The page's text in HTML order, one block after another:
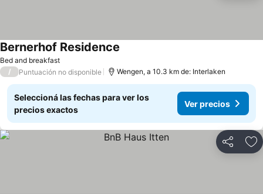
Bed and breakfast
Bernerhof Residence
/ Puntuación no disponible Wengen, a 10.3 km de: Interlaken
Seleccioná las fechas para ver los
precios exactos
Ver precios
Compartir